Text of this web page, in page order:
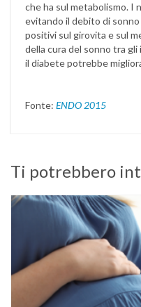
che ha sul metabolismo.
evitando il debito di
positivi sul girovita e sul
della cura del sonno tra
il diabete potrebbe
Fonte: ENDO 2015
Ti potrebbero